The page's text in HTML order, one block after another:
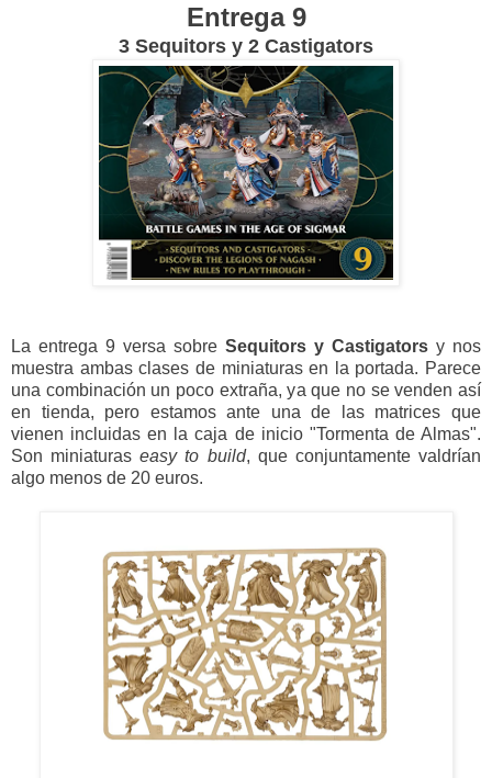
Entrega 9
3 Sequitors y 2 Castigators
La entrega 9 versa sobre Sequitors y Castigators y nos
muestra ambas clases de miniaturas en la portada. Parece
una combinación un poco extraña, ya que no se venden así
en tienda, pero estamos ante una de las matrices que
vienen incluidas en la caja de inicio "Tormenta de Almas".
Son miniaturaseasy to build, que conjuntamente valdrían
algo menos de 20 euros.